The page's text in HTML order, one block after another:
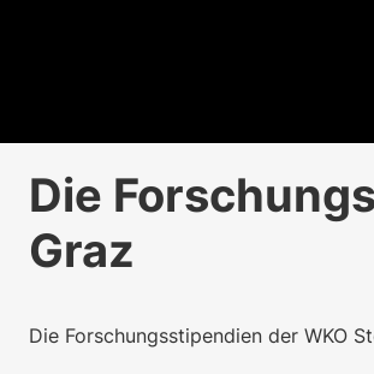
Die
Graz
Die Forschungsstipendien der WKO